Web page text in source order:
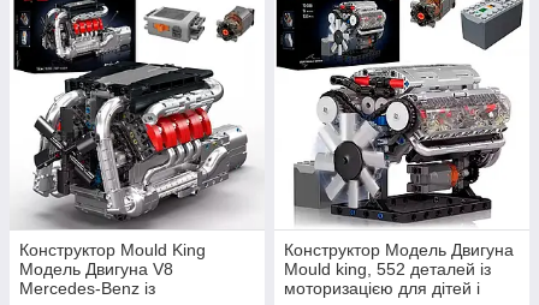
Конструктор Mould King
Модель Двигуна V8
Mercedes-Benz із
Конструктор Модель Двигуна
Mould king, 552 деталей із
моторизацією для дітей і